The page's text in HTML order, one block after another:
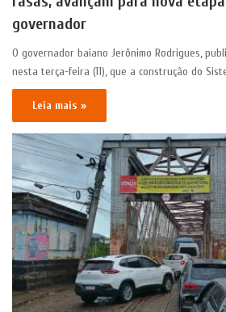
governador
O governador baiano Jerônimo Rodrigues,
nesta terça-feira (11), que a construção do
Leia mais »